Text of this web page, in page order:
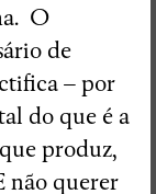
O
de
– por
do que é a
produz,
não querer